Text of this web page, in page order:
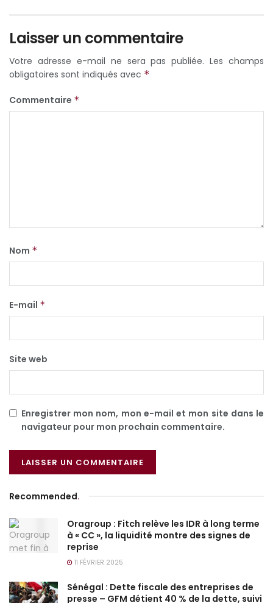
Laisser un commentaire
Votre adresse e-mail ne sera pas publiée. Les champs
obligatoires sont indiqués avec *
Commentaire *
Nom *
E-mail *
Site web
Enregistrer mon nom, mon e-mail et mon site dans le
navigateur pour mon prochain commentaire.
Recommended.
Oragroup : Fitch relève les IDR à long terme
à « CC », la liquidité montre des signes de
reprise
11 FÉVRIER 2025
Sénégal : Dette fiscale des entreprises de
presse – GFM détient 40 % de la dette, suivi